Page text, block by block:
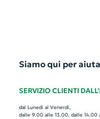
Siamo qui per
SERVIZIO CLIENTI
dal Lunedì al Venerdì,
dalle 9.00 alle 13.00, dalle 14.00